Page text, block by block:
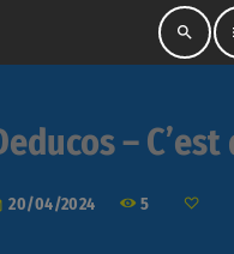
search
–
20/04/2024 5